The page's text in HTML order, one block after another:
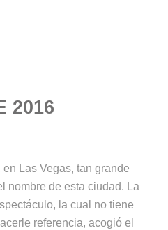
2016
Las Vegas, tan grande
nombre de esta ciudad. La
la cual no tiene
referencia, acogió el